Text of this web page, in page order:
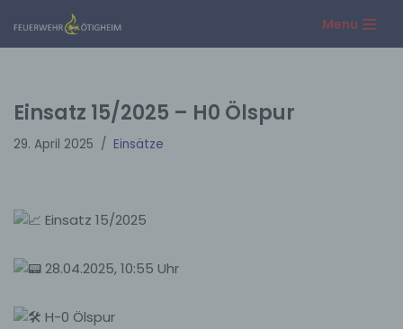
Zum
Menu
Einsatz 15/2025 – H0 Ölspur
29. April 2025 Einsätze
Einsatz 15/2025
28.04.2025, 10:55 Uhr
H-0 Ölspur